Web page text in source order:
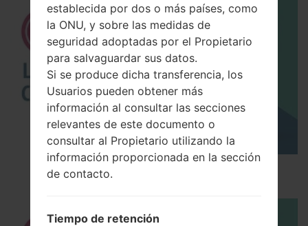
Los 5 principales Códigos Secretos para LG!
establecida por dos o más países, como
la ONU, y sobre las medidas de
seguridad adoptadas por el Propietario
para salvaguardar sus datos.
Si se produce dicha transferencia, los
Usuarios pueden obtener más
información al consultar las secciones
relevantes de este documento o
consultar al Propietario utilizando la
información proporcionada en la sección
de contacto.
Tiempo de retención